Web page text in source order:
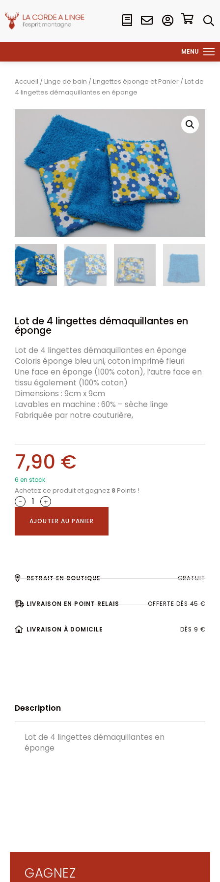
Accueil / Linge de bain / Lingettes éponge et Panier / Lot de
4 lingettes démaquillantes en éponge
Lot de 4 lingettes démaquillantes en
éponge
Lot de 4 lingettes démaquillantes en éponge
Coloris éponge bleu uni, coton imprimé fleuri
Une face en éponge (100% coton), l’autre face en
tissu également (100% coton)
Dimensions : 9cm x 9cm
Lavables en machine : 60% – sèche linge
Fabriquée par notre couturière,
7,90 €
6 en stock
Achetez ce produit et gagnez 8 Points !
-
+
AJOUTER AU PANIER
RETRAIT EN BOUTIQUE GRATUIT
LIVRAISON EN POINT RELAIS OFFERTE DÈS 45 €
LIVRAISON À DOMICILE DÈS 9 €
Description
Lot de 4 lingettes démaquillantes en
éponge
GAGNEZ